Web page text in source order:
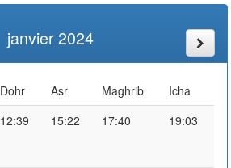
janvier 2024
Dohr Asr Maghrib
Icha
12:39 15:22 17:40 19:03